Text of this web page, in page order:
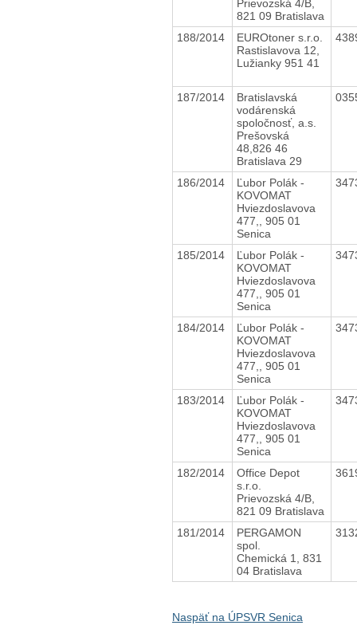
Prievozská 4/B,
821 09 Bratislava
188/2014
EUROtoner s.r.o.
Rastislavova 12,
Lužianky 951 41
187/2014
Bratislavská
vodárenská
spoločnosť, a.s.
Prešovská
48,826 46
Bratislava 29
186/2014
Ľubor Polák -
KOVOMAT
Hviezdoslavova
477,, 905 01
Senica
185/2014
Ľubor Polák -
KOVOMAT
Hviezdoslavova
477,, 905 01
Senica
184/2014
Ľubor Polák -
KOVOMAT
Hviezdoslavova
477,, 905 01
Senica
183/2014
Ľubor Polák -
KOVOMAT
Hviezdoslavova
477,, 905 01
Senica
182/2014
Office Depot
s.r.o.
Prievozská 4/B,
821 09 Bratislava
181/2014
PERGAMON
spol.
Chemická 1, 831
04 Bratislava
Naspäť na ÚPSVR Senica